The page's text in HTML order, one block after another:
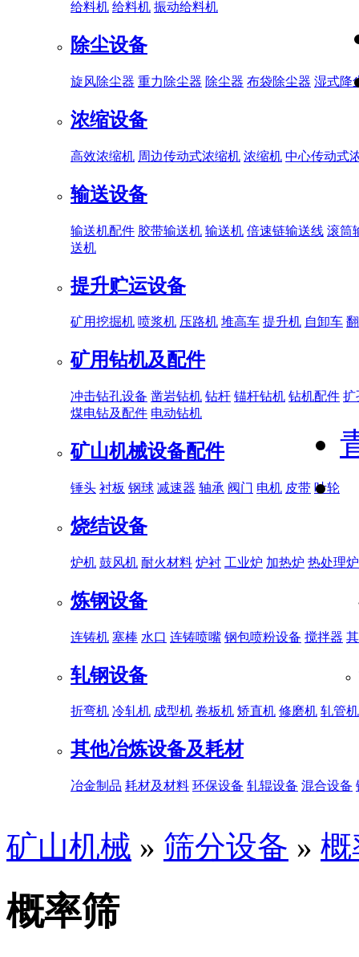
给料机 给料机 振动给料机
除尘设备
旋风除尘器 重力除尘器 除尘器 布袋除尘器 湿式降
浓缩设备
高效浓缩机 周边传动式浓缩机 浓缩机 中心传动式
输送设备
输送机配件 胶带输送机 输送机 倍速链输送线 滚筒
送机
提升贮运设备
矿用挖掘机 喷浆机 压路机 堆高车 提升机 自卸车
矿用钻机及配件
冲击钻孔设备 凿岩钻机 钻杆 锚杆钻机 钻机配件 扩
煤电钻及配件 电动钻机
矿山机械设备配件
锤头 衬板 钢球 减速器 轴承 阀门 电机 皮带 叶轮
烧结设备
炉机 鼓风机 耐火材料 炉衬 工业炉 加热炉 热处理炉
炼钢设备
连铸机 塞棒 水口 连铸喷嘴 钢包喷粉设备 搅拌器
轧钢设备
折弯机 冷轧机 成型机 卷板机 矫直机 修磨机 轧管机
其他冶炼设备及耗材
冶金制品 耗材及材料 环保设备 轧辊设备 混合设备
矿山机械 » 筛分设备 » 概
概率筛